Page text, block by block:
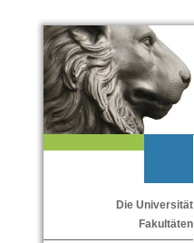
Die Universität
Fakultäten